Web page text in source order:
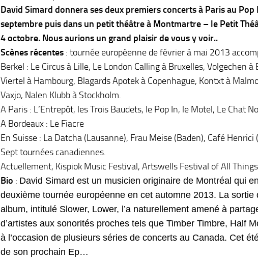
David Simard donnera ses deux premiers concerts à Paris au Pop
septembre puis dans un petit théâtre à Montmartre – le Petit
4 octobre. Nous aurions un grand plaisir de vous y voir..
Scènes récentes : tournée européenne de février à mai 2013
Berkel : Le Circus à Lille, Le London Calling à Bruxelles, Volgechen à
Viertel à Hambourg, Blagards Apotek à Copenhague, Kontxt à
Vaxjo, Nalen Klubb à Stockholm.
A Paris : L’Entrepôt, les Trois Baudets, le Pop In, le Motel, Le Chat
A Bordeaux : Le Fiacre
En Suisse : La Datcha (Lausanne), Frau Meise (Baden), Café Henrici
Sept tournées canadiennes.
Actuellement, Kispiok Music Festival, Artswells Festival of All
Bio : David Simard est un musicien originaire de Montréal qui
deuxième tournée européenne en cet automne 2013. La sortie
album, intitulé Slower, Lower, l’a naturellement amené à
d’artistes aux sonorités proches tels que Timber Timbre, Half
à l’occasion de plusieurs séries de concerts au Canada. Cet
de son prochain Ep…